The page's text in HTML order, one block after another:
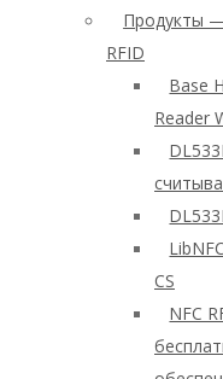
Продукты
RFID
Base
Reader
CS
NFC